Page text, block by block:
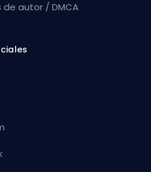
de autor / DMCA